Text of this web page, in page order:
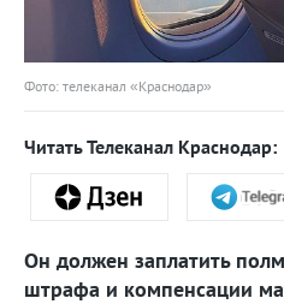
Фото: телеканал «Краснодар»
Читать Телеканал Краснодар:
Он должен заплатить
штрафа и компенсации